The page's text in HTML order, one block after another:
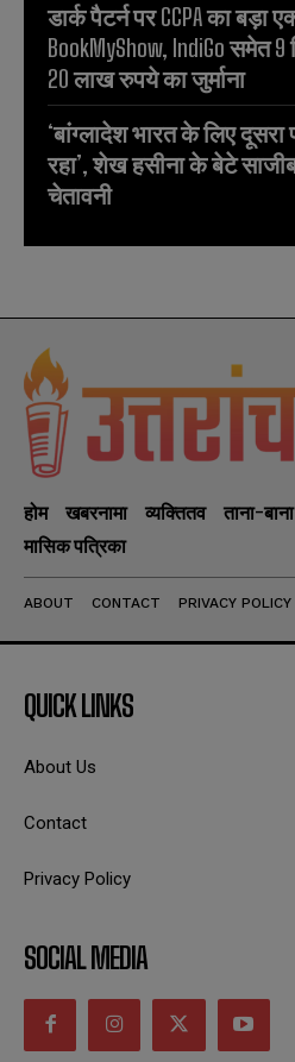
डार्क पैटर्न पर CCPA का बड़ा
BookMyShow, IndiGo समेत
20 लाख रुपये का जुर्माना
‘बांग्लादेश भारत के लिए दूसरा
रहा’, शेख हसीना के बेटे
चेतावनी
होम खबरनामा व्यक्तितव ताना-बाना
मासिक पत्रिका
ABOUT CONTACT PRIVACY POLICY
QUICK LINKS
About Us
Contact
Privacy Policy
SOCIAL MEDIA